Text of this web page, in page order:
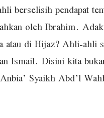
berselisih pendapat
oleh Ibrahim.
atau di Hijaz? Ahli-ahli
Ismail. Disini kita
Syaikh Abd’l